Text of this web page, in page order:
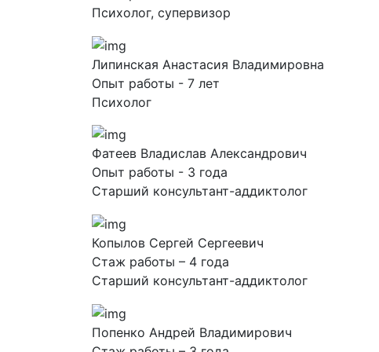
Психолог, супервизор
Липинская Анастасия Владимировна
Опыт работы - 7 лет
Психолог
Фатеев Владислав Александрович
Опыт работы - 3 года
Старший консультант-аддиктолог
Копылов Сергей Сергеевич
Стаж работы – 4 года
Старший консультант-аддиктолог
Попенко Андрей Владимирович